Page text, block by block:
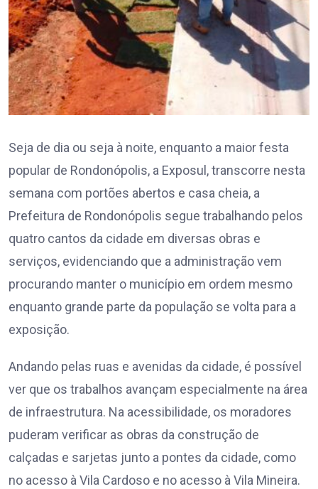
Seja de dia ou seja à noite, enquanto a maior festa
popular de Rondonópolis, a Exposul, transcorre nesta
semana com portões abertos e casa cheia, a
Prefeitura de Rondonópolis segue trabalhando pelos
quatro cantos da cidade em diversas obras e
serviços, evidenciando que a administração vem
procurando manter o município em ordem mesmo
enquanto grande parte da população se volta para a
exposição.
Andando pelas ruas e avenidas da cidade, é possível
ver que os trabalhos avançam especialmente na área
de infraestrutura. Na acessibilidade, os moradores
puderam verificar as obras da construção de
calçadas e sarjetas junto a pontes da cidade, como
no acesso à Vila Cardoso e no acesso à Vila Mineira.